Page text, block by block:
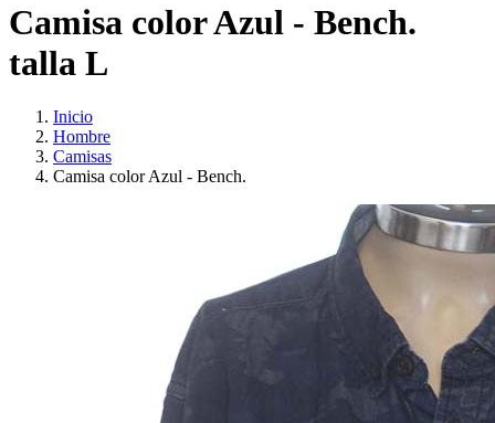
Camisa color Azul - Bench.
talla L
Inicio
Hombre
Camisas
Camisa color Azul - Bench.